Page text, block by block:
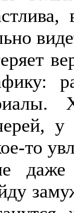
то
даже